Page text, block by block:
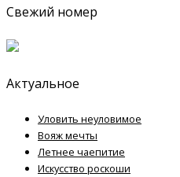
Свежий номер
Актуальное
Уловить неуловимое
Вояж мечты
Летнее чаепитие
Искусство роскоши